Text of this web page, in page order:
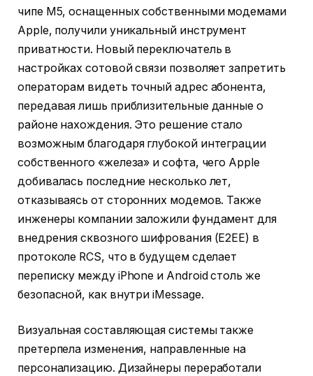
чипе M5, оснащенных собственными модемами
Apple, получили уникальный инструмент
приватности. Новый переключатель в
настройках сотовой связи позволяет запретить
операторам видеть точный адрес абонента,
передавая лишь приблизительные данные о
районе нахождения. Это решение стало
возможным благодаря глубокой интеграции
собственного «железа» и софта, чего Apple
добивалась последние несколько лет,
отказываясь от сторонних модемов. Также
инженеры компании заложили фундамент для
внедрения сквозного шифрования (E2EE) в
протоколе RCS, что в будущем сделает
переписку между iPhone и Android столь же
безопасной, как внутри iMessage.
Визуальная составляющая системы также
претерпела изменения, направленные на
персонализацию. Дизайнеры переработали